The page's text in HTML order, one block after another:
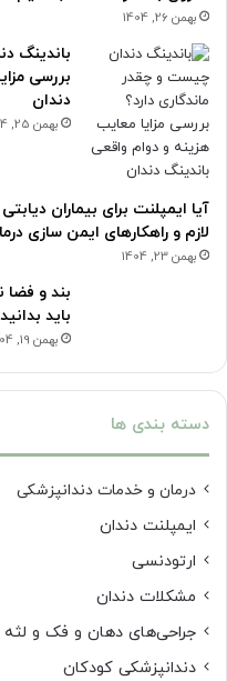
بهمن 26, 1404
باندینگ
بررسی
دندان
بهمن 25, 1404
آیا ایمپلنت برای بیماران
لازم و راهکارهای ایمن سازی
بهمن 23, 1404
بند و فضا
باید
بهمن 19, 1404
دسته بندی ها
درمان‌ و خدمات دندانپزشکی
ایمپلنت دندان
ارتودنسی
مشکلات دندان
جراحی‌های دهان و فک و لثه
دندانپزشکی کودکان